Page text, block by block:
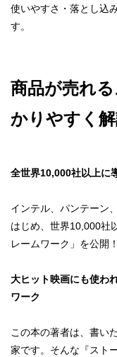
使いやすさ・落とし込
す。
商品が売れ
かりやすく
全世界10,000社以上に
インテル、パンテーン
はじめ、世界10,000社
レームワーク」を公開！
大ヒット映画にも使わ
ワーク
この本の著者は、書い
家です。そんな『スト